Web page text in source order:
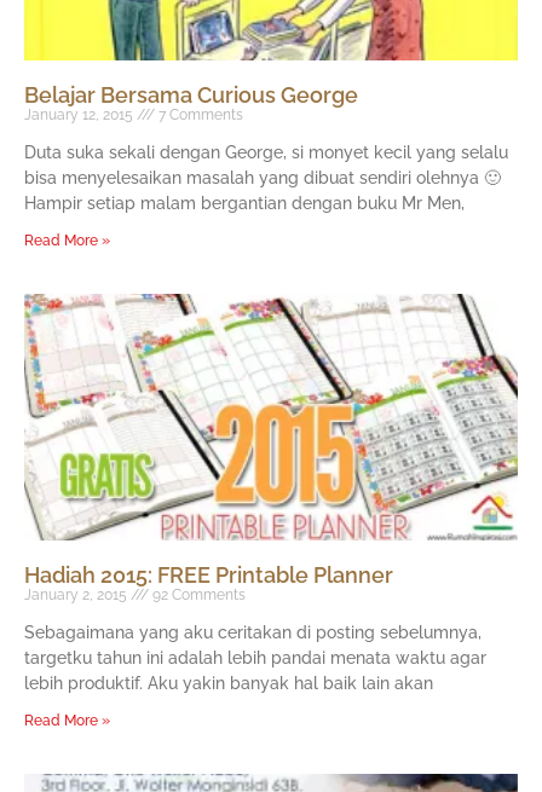
Belajar Bersama Curious George
January 12, 2015 7 Comments
Duta suka sekali dengan George, si monyet kecil yang selalu
bisa menyelesaikan masalah yang dibuat sendiri olehnya 🙂
Hampir setiap malam bergantian dengan buku Mr Men,
Read More »
Hadiah 2015: FREE Printable Planner
January 2, 2015 92 Comments
Sebagaimana yang aku ceritakan di posting sebelumnya,
targetku tahun ini adalah lebih pandai menata waktu agar
lebih produktif. Aku yakin banyak hal baik lain akan
Read More »